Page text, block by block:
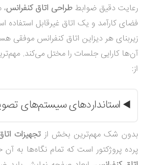
رعایت دقیق ضوابط طراحی اتاق کنفرانس
فضای کارآمد و یک اتاق غیرقابل
زیربنای هر دیزاین اتاق کنفرانس موفقی
آن‌ها کارایی جلسات را مختل می‌کند.
از:
◀️ استانداردهای سیستم‌های
بدون شک مهم‌ترین بخش از تجهیزات
پرده پروژکتور است که تمام نگاه‌ها به